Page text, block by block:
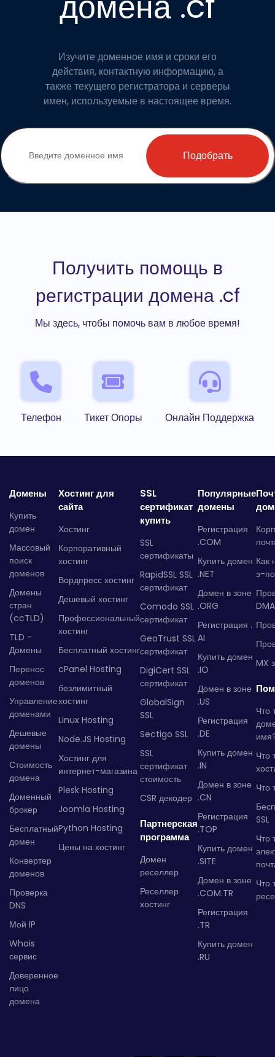
Изучите доменное имя и сроки его
действия, контактную информацию, а
также текущего регистратора и серверы
имен, используемые в настоящее время.
Подобрать
Получить помощь в
регистрации домена .cf
Мы здесь, чтобы помочь вам в любое время!
Телефон Тикет Опоры Онлайн Поддержка
Домены
Купить
домен
Массовый
поиск
доменов
Домены
стран
(ccTLD)
TLD -
Домены
Перенос
доменов
Управление
доменами
Дешевые
домены
Стоимость
домена
Доменный
брокер
Бесплатный
домен
Конвертер
доменов
Проверка
DNS
Мой IP
Whois
сервис
Доверенное
лицо
домена
Хостинг для
сайта
Хостинг
Корпоративный
хостинг
Вордпресс хостинг
Дешевый хостинг
Профессиональный
хостинг
Бесплатный хостинг
cPanel Hosting
безлимитный
хостинг
Linux Hosting
Node.JS Hosting
Хостинг для
интернет-магазина
Plesk Hosting
Joomla Hosting
Python Hosting
Цены на хостинг
SSL
сертификат
купить
SSL
сертификаты
RapidSSL SSL
сертификат
Comodo SSL
сертификат
GeoTrust SSL
сертификат
DigiCert SSL
сертификат
GlobalSign
SSL
Sectigo SSL
SSL
сертификат
стоимость
CSR декодер
Партнерская
программа
Домен
реселлер
Реселлер
хостинг
Популярные
домены
Регистрация
.COM
Купить домен
.NET
Домен в зоне
.ORG
Регистрация .
AI
Купить домен
.IO
Домен в зоне
.US
Регистрация
.DE
Купить домен
.IN
Домен в зоне
.CN
Регистрация
.TOP
Купить домен
.SITE
Домен в зоне
.COM.TR
Регистрация
.TR
Купить домен
.RU
Как
э-
MX
Что
Что
Что
SSL
Что
Что